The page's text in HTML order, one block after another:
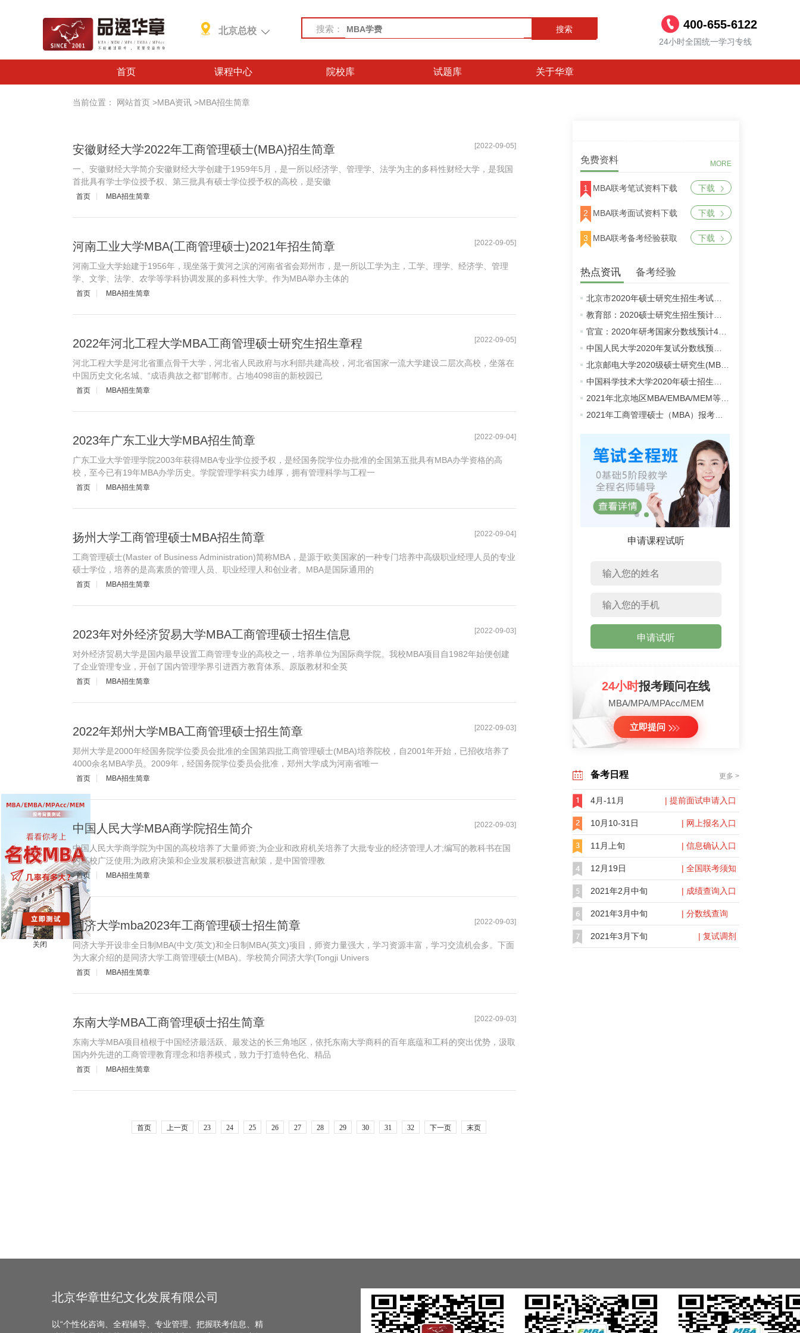
关闭
北京总校 搜索： 搜索 400-655-6122
24小时全国统一学习专线
首页 课程中心 院校库 试题库 关于华章
当前位置： 网站首页 >MBA资讯 >MBA招生简章
安徽财经大学2022年工商管理硕士(MBA)招生简章 [2022-09-05]
一、安徽财经大学简介安徽财经大学创建于1959年5月，是一所以经济学、管理学、法学为主的多科性财经大学，是我国
首批具有学士学位授予权、第三批具有硕士学位授予权的高校，是安徽
首页 MBA招生简章
河南工业大学MBA(工商管理硕士)2021年招生简章 [2022-09-05]
河南工业大学始建于1956年，现坐落于黄河之滨的河南省省会郑州市，是一所以工学为主，工学、理学、经济学、管理
学、文学、法学、农学等学科协调发展的多科性大学。作为MBA举办主体的
首页 MBA招生简章
2022年河北工程大学MBA工商管理硕士研究生招生章程 [2022-09-05]
河北工程大学是河北省重点骨干大学，河北省人民政府与水利部共建高校，河北省国家一流大学建设二层次高校，坐落在
中国历史文化名城、“成语典故之都”邯郸市。占地4098亩的新校园已
首页 MBA招生简章
2023年广东工业大学MBA招生简章 [2022-09-04]
广东工业大学管理学院2003年获得MBA专业学位授予权，是经国务院学位办批准的全国第五批具有MBA办学资格的高
校，至今已有19年MBA办学历史。学院管理学科实力雄厚，拥有管理科学与工程一
首页 MBA招生简章
扬州大学工商管理硕士MBA招生简章 [2022-09-04]
工商管理硕士(Master of Business Administration)简称MBA，是源于欧美国家的一种专门培养中高级职业经理人员的专业
硕士学位，培养的是高素质的管理人员、职业经理人和创业者。MBA是国际通用的
首页 MBA招生简章
2023年对外经济贸易大学MBA工商管理硕士招生信息 [2022-09-03]
对外经济贸易大学是国内最早设置工商管理专业的高校之一，培养单位为国际商学院。我校MBA项目自1982年始便创建
了企业管理专业，开创了国内管理学界引进西方教育体系、原版教材和全英
首页 MBA招生简章
2022年郑州大学MBA工商管理硕士招生简章 [2022-09-03]
郑州大学是2000年经国务院学位委员会批准的全国第四批工商管理硕士(MBA)培养院校，自2001年开始，已招收培养了
4000余名MBA学员。2009年，经国务院学位委员会批准，郑州大学成为河南省唯一
首页 MBA招生简章
中国人民大学MBA商学院招生简介 [2022-09-03]
中国人民大学商学院为中国的高校培养了大量师资;为企业和政府机关培养了大批专业的经济管理人才;编写的教科书在国
内高校广泛使用;为政府决策和企业发展积极进言献策，是中国管理教
首页 MBA招生简章
同济大学mba2023年工商管理硕士招生简章 [2022-09-03]
同济大学开设非全日制MBA(中文/英文)和全日制MBA(英文)项目，师资力量强大，学习资源丰富，学习交流机会多。下面
为大家介绍的是同济大学工商管理硕士(MBA)。学校简介同济大学(Tongji Univers
首页 MBA招生简章
东南大学MBA工商管理硕士招生简章 [2022-09-03]
东南大学MBA项目植根于中国经济最活跃、最发达的长三角地区，依托东南大学商科的百年底蕴和工科的突出优势，汲取
国内外先进的工商管理教育理念和培养模式，致力于打造特色化、精品
首页 MBA招生简章
首页 上一页 23 24 25 26 27 28 29 30 31 32 下一页 末页
免费资料 MORE
1 MBA联考笔试资料下载 下载
2 MBA联考面试资料下载 下载
3 MBA联考备考经验获取 下载
热点资讯 备考经验
申请课程试听
申请试听
24小时报考顾问在线
MBA/MPA/MPAcc/MEM
立即提问
备考日程 更多 >
4月-11月 | 提前面试申请入口
10月10-31日 | 网上报名入口
11月上旬 | 信息确认入口
12月19日 | 全国联考须知
2021年2月中旬 | 成绩查询入口
2021年3月中旬 | 分数线查询
2021年3月下旬 | 复试调剂
北京华章世纪文化发展有限公司
以“个性化咨询、全程辅导、专业管理、把握联考信息、精